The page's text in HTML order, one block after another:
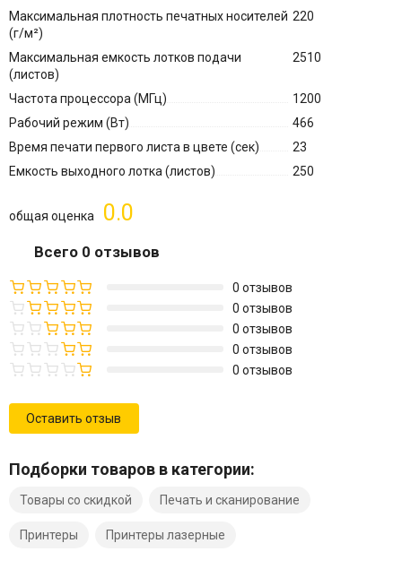
Максимальная плотность печатных носителей
(г/м²)
220
Максимальная емкость лотков подачи
(листов)
2510
Частота процессора (МГц)
1200
Рабочий режим (Вт)
466
Время печати первого листа в цвете (сек)
23
Емкость выходного лотка (листов)
250
0.0
общая оценка
Всего 0 отзывов
0 отзывов
0 отзывов
0 отзывов
0 отзывов
0 отзывов
Оставить отзыв
Подборки товаров в категории:
Товары со скидкой Печать и сканирование
Принтеры Принтеры лазерные